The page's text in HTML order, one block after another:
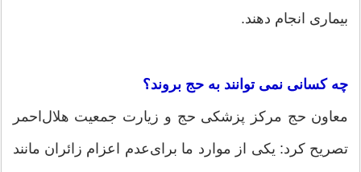
بیماری انجام دهند.
چه کسانی نمی توانند به حج بروند؟
معاون حج مرکز پزشکی حج و زیارت جمعیت هلال‌احمر
تصریح کرد: یکی از موارد ما برای‌عدم اعزام زائران مانند